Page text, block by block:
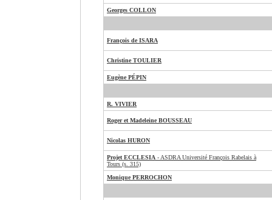
Georges COLLON
François de ISARA
Christine TOULIER
Eugène PÉPIN
R. VIVIER
Roger et Madeleine BOUSSEAU
Nicolas HURON
Projet ECCLESIA - ASDRA Université François Rabelais à
Tours (s. 315)
Monique PERROCHON